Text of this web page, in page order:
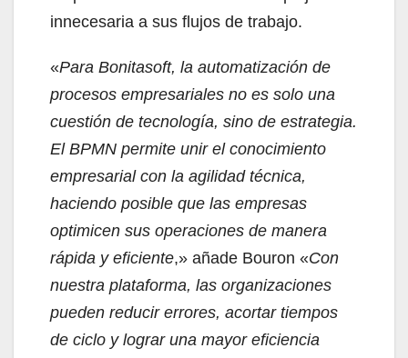
innecesaria a sus flujos de trabajo.
«Para Bonitasoft, la automatización de
procesos empresariales no es solo una
cuestión de tecnología, sino de estrategia.
El BPMN permite unir el conocimiento
empresarial con la agilidad técnica,
haciendo posible que las empresas
optimicen sus operaciones de manera
rápida y eficiente,» añade Bouron «Con
nuestra plataforma, las organizaciones
pueden reducir errores, acortar tiempos
de ciclo y lograr una mayor eficiencia